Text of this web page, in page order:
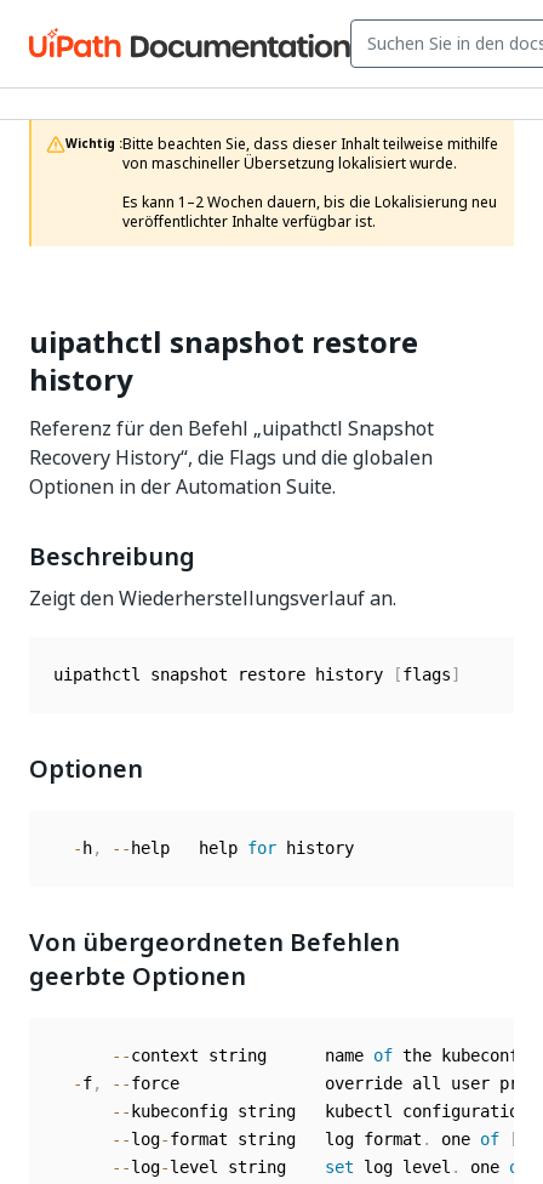
Wichtig :Bitte beachten Sie, dass dieser Inhalt teilweise mithilfe
von maschineller Übersetzung lokalisiert wurde.
Es kann 1–2 Wochen dauern, bis die Lokalisierung neu
veröffentlichter Inhalte verfügbar ist.
uipathctl snapshot restore
history
Referenz für den Befehl „uipathctl Snapshot
Recovery History“, die Flags und die globalen
Optionen in der Automation Suite.
Beschreibung
Zeigt den Wiederherstellungsverlauf an.
uipathctl snapshot restore history [flags]
Optionen
- h, -- help   help for
Von übergeordneten Befehlen
geerbte Optionen
--context string      name of the
-f, --force               override all user
-- kubeconfig string   kubectl configuration
--log-format string   log format . one of
--log-level string set log level . one of